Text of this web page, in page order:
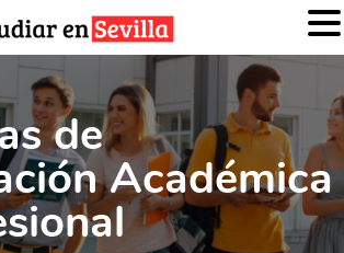
de
Académica